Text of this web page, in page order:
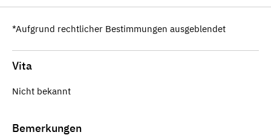
*Aufgrund rechtlicher Bestimmungen ausgeblendet
Vita
Nicht bekannt
Bemerkungen